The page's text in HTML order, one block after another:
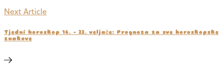
Next Article
Tjedni horoskop 16. – 22. veljače: Prognoza za sve horoskopske
znakove